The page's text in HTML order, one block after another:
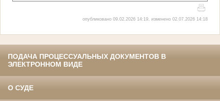
опубликовано 09.02.2026 14:19, изменено 02.07.2026 14:18
ПОДАЧА ПРОЦЕССУАЛЬНЫХ ДОКУМЕНТОВ В
ЭЛЕКТРОННОМ ВИДЕ
О СУДЕ